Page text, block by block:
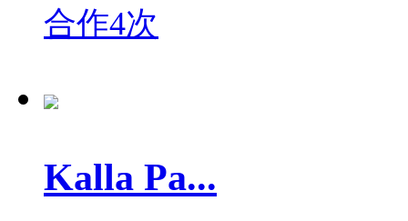
合作4次
Kalla Pa...